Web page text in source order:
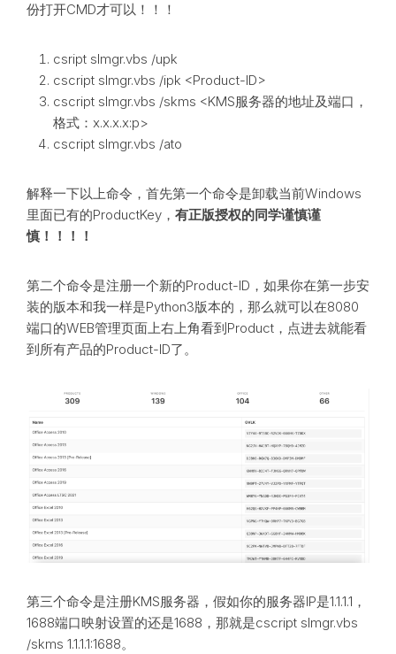
份打开CMD才可以！！！
csript slmgr.vbs /upk
cscript slmgr.vbs /ipk <Product-ID>
cscript slmgr.vbs /skms <KMS服务器的地址及端口，
格式：x.x.x.x:p>
cscript slmgr.vbs /ato
解释一下以上命令，首先第一个命令是卸载当前Windows
里面已有的ProductKey， 有正版授权的同学谨慎谨
慎！！！！
第二个命令是注册一个新的Product-ID，如果你在第一步安
装的版本和我一样是Python3版本的，那么就可以在8080
端口的WEB管理页面上右上角看到Product，点进去就能看
到所有产品的Product-ID了。
第三个命令是注册KMS服务器，假如你的服务器IP是1.1.1.1，
1688端口映射设置的还是1688，那就是cscript slmgr.vbs
/skms 1.1.1.1:1688。